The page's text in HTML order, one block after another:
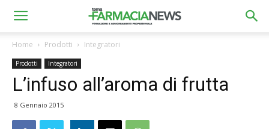
Home Prodotti Integratori
Prodotti Integratori
L’infuso all’aroma di frutta
8 Gennaio 2015